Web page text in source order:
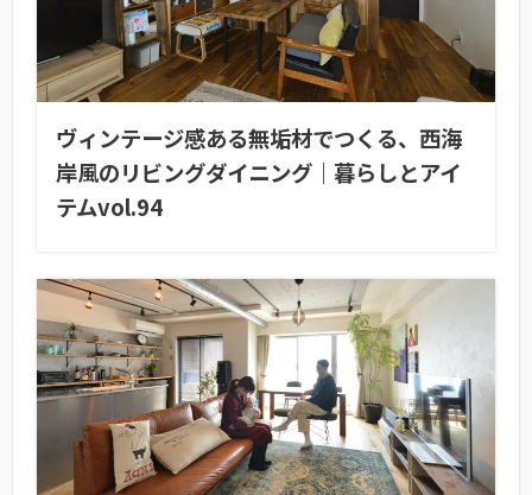
ヴィンテージ感ある無垢材でつくる、西海
岸風のリビングダイニング｜暮らしとアイ
テムvol.94